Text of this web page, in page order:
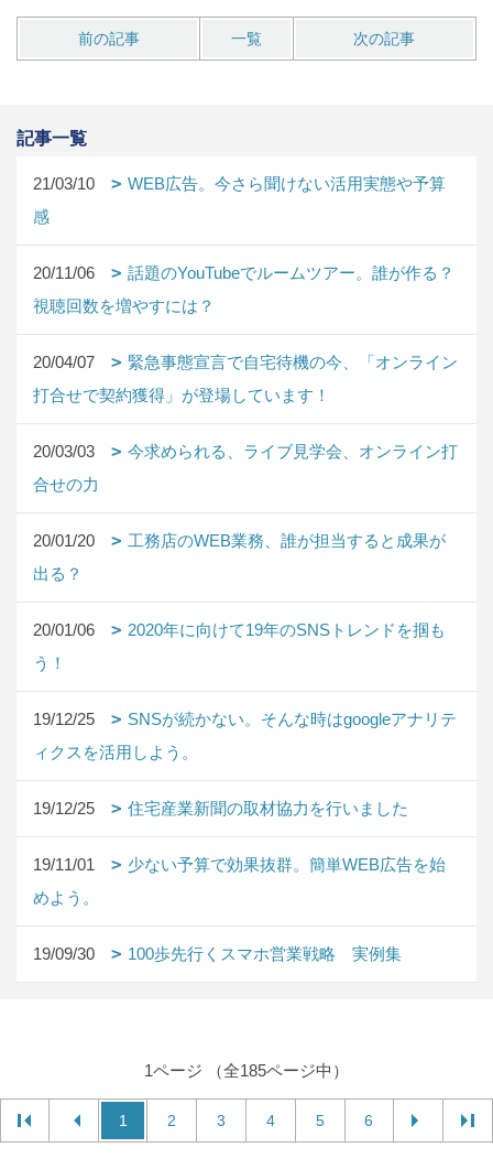
前の記事 一覧 次の記事
記事一覧
21/03/10
WEB広告。今さら聞けない活用実態や予算
感
20/11/06
話題のYouTubeでルームツアー。誰が作る？
視聴回数を増やすには？
20/04/07
緊急事態宣言で自宅待機の今、「オンライン
打合せで契約獲得」が登場しています！
20/03/03
今求められる、ライブ見学会、オンライン打
合せの力
20/01/20
工務店のWEB業務、誰が担当すると成果が
出る？
20/01/06
2020年に向けて19年のSNSトレンドを掴も
う！
19/12/25
SNSが続かない。そんな時はgoogleアナリテ
ィクスを活用しよう。
19/12/25 住宅産業新聞の取材協力を行いました
19/11/01
少ない予算で効果抜群。簡単WEB広告を始
めよう。
19/09/30 100歩先行くスマホ営業戦略 実例集
1ページ （全185ページ中）
1 2 3 4 5 6